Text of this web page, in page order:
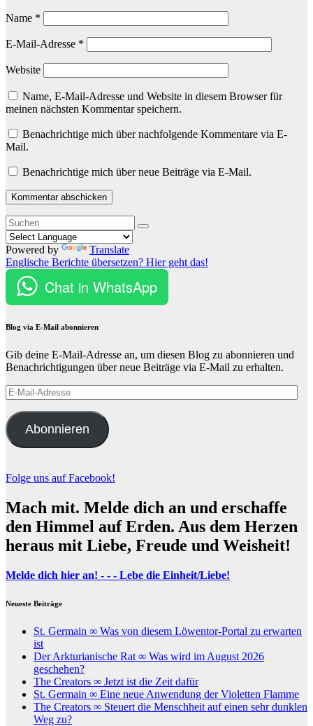
Name *
E-Mail-Adresse *
Website
Name, E-Mail-Adresse und Website in diesem Browser für
meinen nächsten Kommentar speichern.
Benachrichtige mich über nachfolgende Kommentare via E-
Mail.
Benachrichtige mich über neue Beiträge via E-Mail.
Powered by
Translate
Englische Berichte übersetzen? Hier geht das!
Chat in WhatsApp
Blog via E-Mail abonnieren
Gib deine E-Mail-Adresse an, um diesen Blog zu abonnieren und
Benachrichtigungen über neue Beiträge via E-Mail zu erhalten.
E-
Mail-
Adresse
Abonnieren
Folge uns auf Facebook!
Mach mit. Melde dich an und erschaffe
den Himmel auf Erden. Aus dem Herzen
heraus mit Liebe, Freude und Weisheit!
Melde dich hier an! - - - Lebe die Einheit/Liebe!
Neueste Beiträge
St. Germain ∞ Was von diesem Löwentor-Portal zu erwarten
ist
Der Arkturianische Rat ∞ Was wird im August 2026
geschehen?
The Creators ∞ Jetzt ist die Zeit dafür
St. Germain ∞ Eine neue Anwendung der Violetten Flamme
The Creators ∞ Steuert die Menschheit auf einen sehr dunklen
Weg zu?